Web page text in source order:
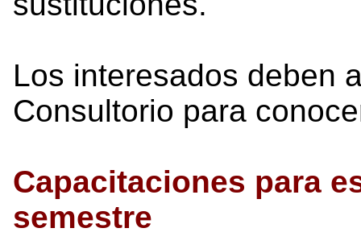
Los interesados deben
Consultorio para
Capacitaciones para
semestre